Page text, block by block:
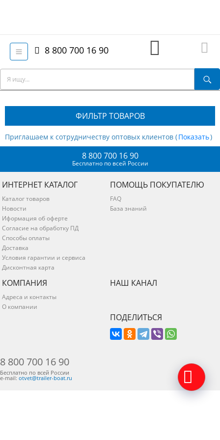
8 800 700 16 90
ФИЛЬТР ТОВАРОВ
Приглашаем к сотрудничеству оптовых клиентов ( )
8 800 700 16 90
Бесплатно по всей России
ИНТЕРНЕТ КАТАЛОГ
Каталог товаров
Новости
Иформация об оферте
Согласие на обработку ПД
Способы оплаты
Доставка
Условия гарантии и сервиса
Дисконтная карта
ПОМОЩЬ ПОКУПАТЕЛЮ
FAQ
База знаний
КОМПАНИЯ
Адреса и контакты
О компании
НАШ КАНАЛ
ПОДЕЛИТЬСЯ
8 800 700 16 90
Бесплатно по всей России
e-mail: otvet@trailer-boat.ru